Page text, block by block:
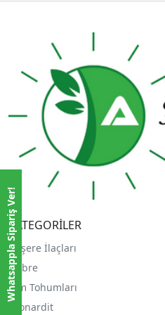
KATEGORİLER
Haşere İlaçları
Gübre
Çim Tohumları
Leonardit
Whatsappla Sipariş Ver!